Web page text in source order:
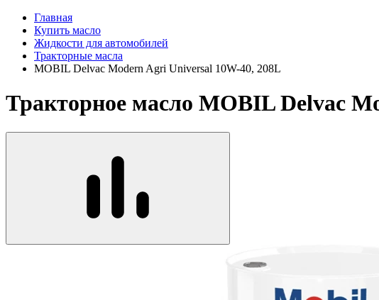
Главная
Купить масло
Жидкости для автомобилей
Тракторные масла
MOBIL Delvac Modern Agri Universal 10W-40, 208L
Тракторное масло MOBIL Delvac